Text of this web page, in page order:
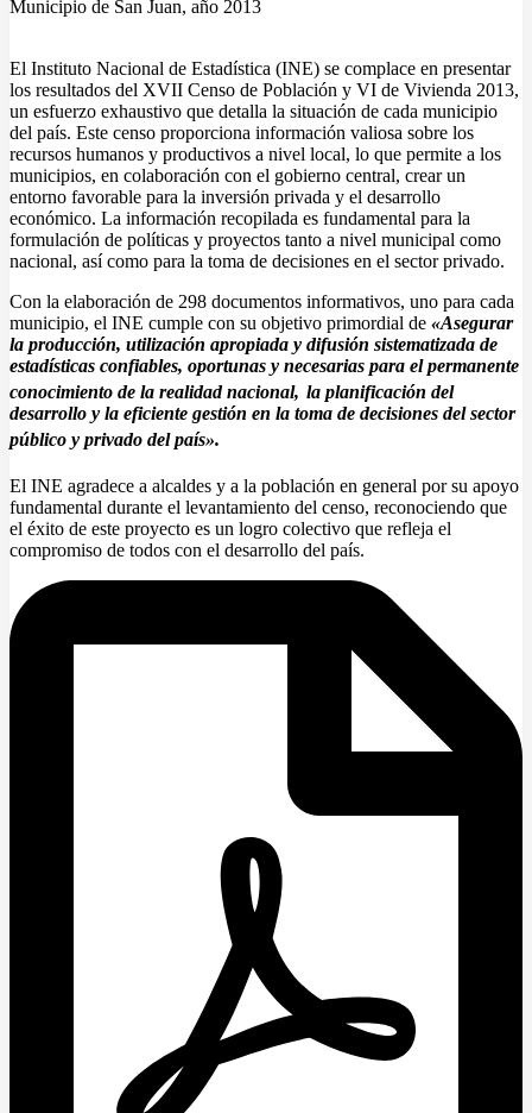
Municipio de San Juan, año 2013
El Instituto Nacional de Estadística (INE) se complace en presentar
los resultados del XVII Censo de Población y VI de Vivienda 2013,
un esfuerzo exhaustivo que detalla la situación de cada municipio
del país. Este censo proporciona información valiosa sobre los
recursos humanos y productivos a nivel local, lo que permite a los
municipios, en colaboración con el gobierno central, crear un
entorno favorable para la inversión privada y el desarrollo
económico. La información recopilada es fundamental para la
formulación de políticas y proyectos tanto a nivel municipal como
nacional, así como para la toma de decisiones en el sector privado.
Con la elaboración de 298 documentos informativos, uno para cada
municipio, el INE cumple con su objetivo primordial de «Asegurar
la producción, utilización apropiada y difusión sistematizada de
estadísticas confiables, oportunas y necesarias para el permanente
conocimiento de la realidad nacional, la planificación del
desarrollo y la eficiente gestión en la toma de decisiones del sector
público y privado del país».
El INE agradece a alcaldes y a la población en general por su apoyo
fundamental durante el levantamiento del censo, reconociendo que
el éxito de este proyecto es un logro colectivo que refleja el
compromiso de todos con el desarrollo del país.